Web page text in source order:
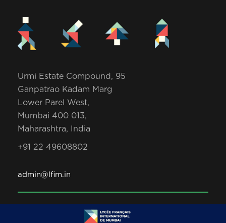
Urmi Estate Compound, 95
Ganpatrao Kadam Marg
Lower Parel West,
Mumbai 400 013,
Maharashtra, India
+91 22 49608802
admin@lfim.in